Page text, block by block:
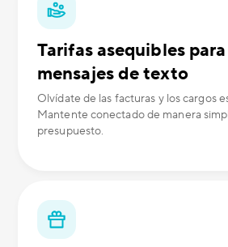
Tarifas asequibles
mensajes de texto
Olvídate de las facturas y los cargos
Mantente conectado de manera
presupuesto.